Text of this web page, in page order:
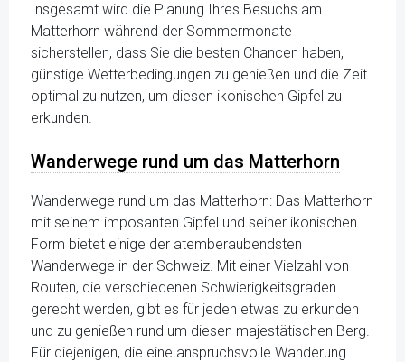
Insgesamt wird die Planung Ihres Besuchs am
Matterhorn während der Sommermonate
sicherstellen, dass Sie die besten Chancen haben,
günstige Wetterbedingungen zu genießen und die Zeit
optimal zu nutzen, um diesen ikonischen Gipfel zu
erkunden.
Wanderwege rund um das Matterhorn
Wanderwege rund um das Matterhorn: Das Matterhorn
mit seinem imposanten Gipfel und seiner ikonischen
Form bietet einige der atemberaubendsten
Wanderwege in der Schweiz. Mit einer Vielzahl von
Routen, die verschiedenen Schwierigkeitsgraden
gerecht werden, gibt es für jeden etwas zu erkunden
und zu genießen rund um diesen majestätischen Berg.
Für diejenigen, die eine anspruchsvolle Wanderung